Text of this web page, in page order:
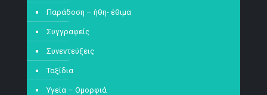
Παράδοση – ήθη- έθιμα
Συγγραφείς
Συνεντεύξεις
Ταξίδια
Υγεία – Ομορφιά